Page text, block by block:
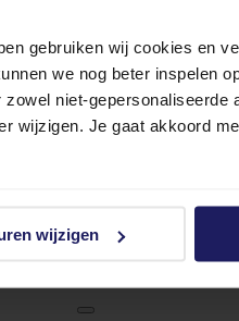
gebruiken wij cookies en
we nog beter inspelen
niet-gepersonaliseerde
wijzigen. Je gaat akkoord
wijzigen